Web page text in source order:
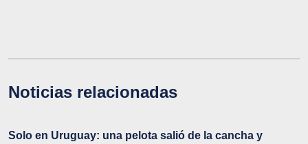
Noticias relacionadas
Solo en Uruguay: una pelota salió de la cancha y